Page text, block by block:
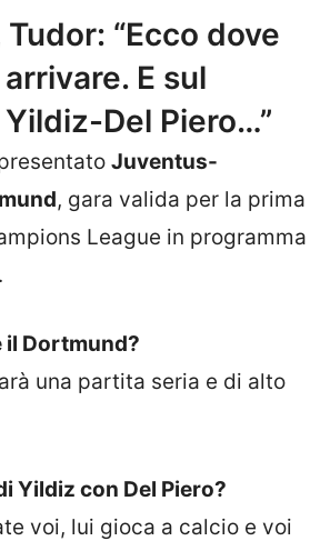
“Ecco dove
E sul
Del Piero…”
Juventus-
, gara valida per la prima
League in programma
il Dortmund?
una partita seria e di alto
Yildiz con Del Piero?
voi, lui gioca a calcio e voi